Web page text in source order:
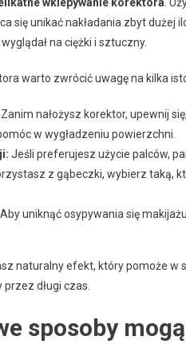
się unikać nakładania zbyt
na ciężki i sztuczny.
warto zwrócić uwagę na kilka
Zanim nałożysz korektor, upewnij
w wygładzeniu powierzchni.
Jeśli preferujesz użycie palców,
z gąbeczki, wybierz taką,
Aby uniknąć osypywania się
naturalny efekt, który pomoże
długi czas.
sposoby